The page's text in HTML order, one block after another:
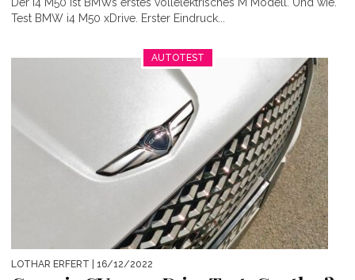
Test BMW i4 M50 xDrive. Erster Eindruck...
AUTOTEST
LOTHAR ERFERT | 16/12/2022